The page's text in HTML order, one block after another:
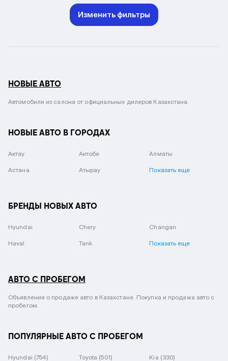
Изменить фильтры
НОВЫЕ АВТО
Автомобили из салона от официальных дилеров Казахстана.
НОВЫЕ АВТО В ГОРОДАХ
Актау Актобе Алматы
Астана Атырау Показать еще
БРЕНДЫ НОВЫХ АВТО
Hyundai Chery Changan
Haval Tank Показать еще
АВТО С ПРОБЕГОМ
Объявления о продаже авто в Казахстане. Покупка и продажа авто с
пробегом.
ПОПУЛЯРНЫЕ АВТО С ПРОБЕГОМ
Hyundai (754) Toyota (501) Kia (330)